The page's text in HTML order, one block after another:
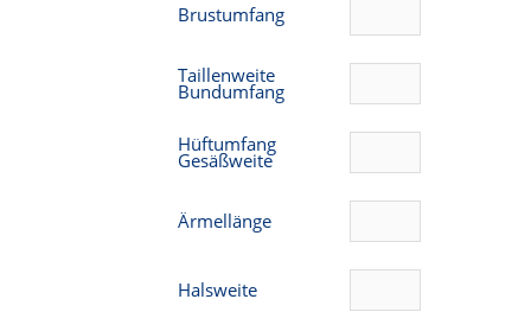
Brustumfang
Taillenweite
Bundumfang
Hüftumfang
Gesäßweite
Ärmellänge
Halsweite